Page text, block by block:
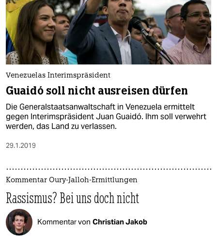
Venezuelas Interimspräsident
Guaidó soll nicht ausreisen dürfen
Die Generalstaatsanwaltschaft in Venezuela ermittelt
gegen Interimspräsident Juan Guaidó. Ihm soll verwehrt
werden, das Land zu verlassen.
29.1.2019
Kommentar Oury-Jalloh-Ermittlungen
Rassismus? Bei uns doch nicht
Kommentar von Christian Jakob